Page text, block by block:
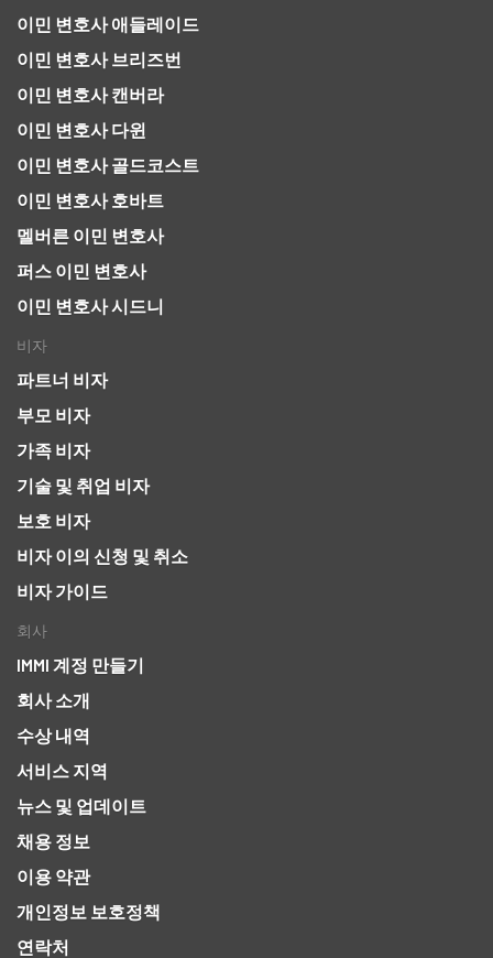
이민 변호사 애들레이드
이민 변호사 브리즈번
이민 변호사 캔버라
이민 변호사 다윈
이민 변호사 골드코스트
이민 변호사 호바트
멜버른 이민 변호사
퍼스 이민 변호사
이민 변호사 시드니
비자
파트너 비자
부모 비자
가족 비자
기술 및 취업 비자
보호 비자
비자 이의 신청 및 취소
비자 가이드
회사
IMMI 계정 만들기
회사 소개
수상 내역
서비스 지역
뉴스 및 업데이트
채용 정보
이용 약관
개인정보 보호정책
연락처